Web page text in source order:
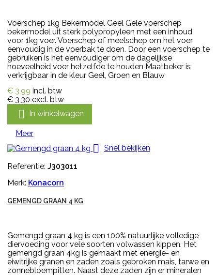
Voerschep 1kg Bekermodel Geel Gele voerschep
bekermodel uit sterk polypropyleen met een inhoud
voor 1kg voer. Voerschep of meelschep om het voer
eenvoudig in de voerbak te doen. Door een voerschep te
gebruiken is het eenvoudiger om de dagelijkse
hoeveelheid voer hetzelfde te houden Maatbeker is
verkrijgbaar in de kleur Geel, Groen en Blauw
€ 3,99 incl. btw
€ 3,30 excl. btw
 In winkelwagen
Meer
 Snel bekijken
Referentie: J303011
Merk: Konacorn
GEMENGD GRAAN 4 KG
Gemengd graan 4 kg is een 100% natuurlijke volledige
diervoeding voor vele soorten volwassen kippen. Het
gemengd graan 4kg is gemaakt met energie- en
eiwitrijke granen en zaden zoals gebroken mais, tarwe en
zonnebloempitten. Naast deze zaden zijn er mineralen